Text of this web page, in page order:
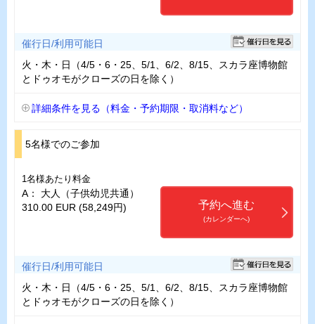
催行日/利用可能日
火・木・日（4/5・6・25、5/1、6/2、8/15、スカラ座博物館
とドゥオモがクローズの日を除く）
詳細条件を見る（料金・予約期限・取消料など）
5名様でのご参加
1名様あたり料金
A： 大人（子供幼児共通）
310.00 EUR (58,249円)
予約へ進む
(カレンダーへ)
催行日/利用可能日
火・木・日（4/5・6・25、5/1、6/2、8/15、スカラ座博物館
とドゥオモがクローズの日を除く）